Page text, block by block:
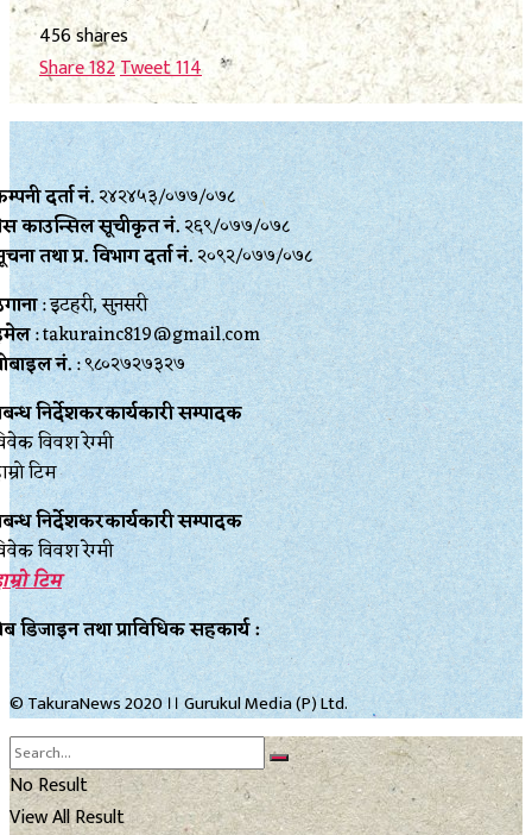
456 shares
Share182Tweet114
दर्ता नं.२४२४५३/०७७/०७८
काउन्सिल सूचीकृत नं.२६९/०७७/०७८
तथा प्र‍. विभाग दर्ता नं.२०९२/०७७/०७८
: इटहरी, सुनसरी
: takurainc819@gmail.com
नं.: ९८०२७२७३२७
निर्देशकरकार्यकारी सम्पादक
विवश रेग्मी
टिम
निर्देशकरकार्यकारी सम्पादक
विवश रेग्मी
टिम
डिजाइन तथा प्राविधिक सहकार्य :
© TakuraNews 2020 ।। Gurukul Media (P) Ltd.
No Result
View All Result